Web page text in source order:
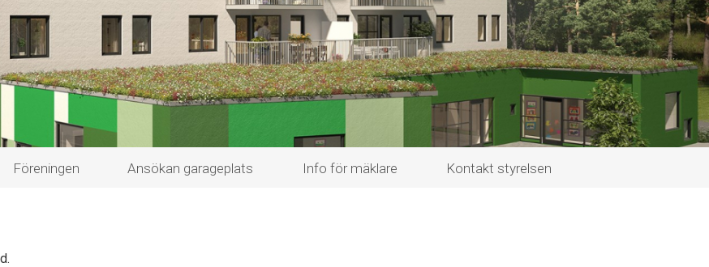
Föreningen Ansökan garageplats Info för mäklare Kontakt styrelsen